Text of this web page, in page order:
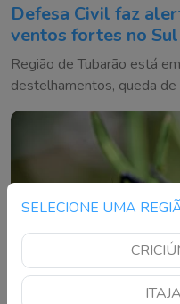
SELECIONE UMA
Defesa Civil faz
ventos fortes no Sul
tempo vira
Região de Tubarão está
destelhamentos, queda
alagamentos entre quinta